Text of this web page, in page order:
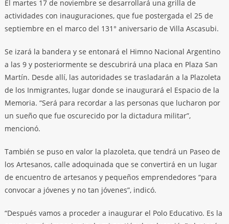
El martes 17 de noviembre se desarrollará una grilla de
actividades con inauguraciones, que fue postergada el 25 de
septiembre en el marco del 131° aniversario de Villa Ascasubi.
Se izará la bandera y se entonará el Himno Nacional Argentino
a las 9 y posteriormente se descubrirá una placa en Plaza San
Martín. Desde allí, las autoridades se trasladarán a la Plazoleta
de los Inmigrantes, lugar donde se inaugurará el Espacio de la
Memoria. “Será para recordar a las personas que lucharon por
un sueño que fue oscurecido por la dictadura militar”,
mencionó.
También se puso en valor la plazoleta, que tendrá un Paseo de
los Artesanos, calle adoquinada que se convertirá en un lugar
de encuentro de artesanos y pequeños emprendedores “para
convocar a jóvenes y no tan jóvenes”, indicó.
“Después vamos a proceder a inaugurar el Polo Educativo. Es la